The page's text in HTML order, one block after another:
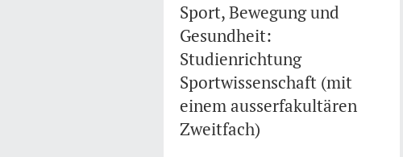
Sport, Bewegung und
Gesundheit:
Studienrichtung
Sportwissenschaft (mit
einem ausserfakultären
Zweitfach)